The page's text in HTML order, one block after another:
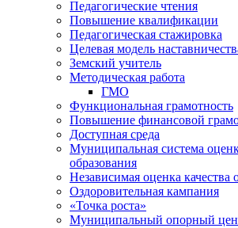
Педагогические чтения
Повышение квалификации
Педагогическая стажировка
Целевая модель
Земский учитель
Методическая работа
ГМО
Функциональная грамотность
Повышение финансовой
Доступная среда
Муниципальная система
образования
Независимая оценка качества
Оздоровительная кампания
«Точка роста»
Муниципальный опорный